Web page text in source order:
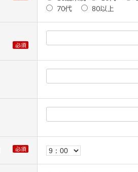
70代
80以上
必須
必須